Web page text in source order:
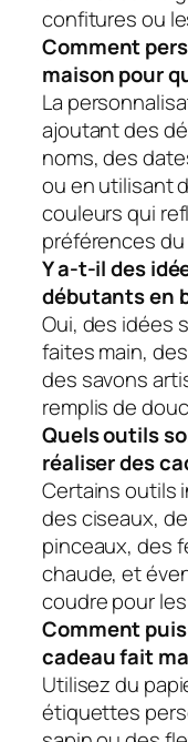
confitures ou
Comment
maison pour
La
ajoutant des
noms, des
ou en utilisant
couleurs qui
préférences
Y a-t-il des
débutants en
Oui, des idées
faites main,
des savons
remplis de
Quels outils
réaliser des
Certains outils
des ciseaux,
pinceaux, des
chaude, et
coudre pour
Comment
cadeau fait
Utilisez du
étiquettes